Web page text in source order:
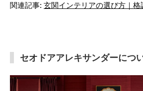
関連記事: 玄関インテリアの選び方｜
セオドアアレキサンダーにつ